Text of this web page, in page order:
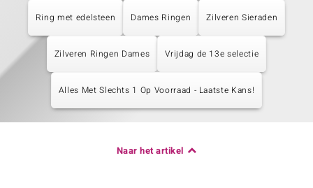
Ring met edelsteen Dames Ringen Zilveren Sieraden
Zilveren Ringen Dames Vrijdag de 13e selectie
Alles Met Slechts 1 Op Voorraad - Laatste Kans!
Naar het artikel